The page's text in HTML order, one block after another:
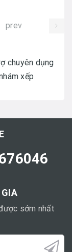
chuyên dụng
xếp
prev
sớm nhất